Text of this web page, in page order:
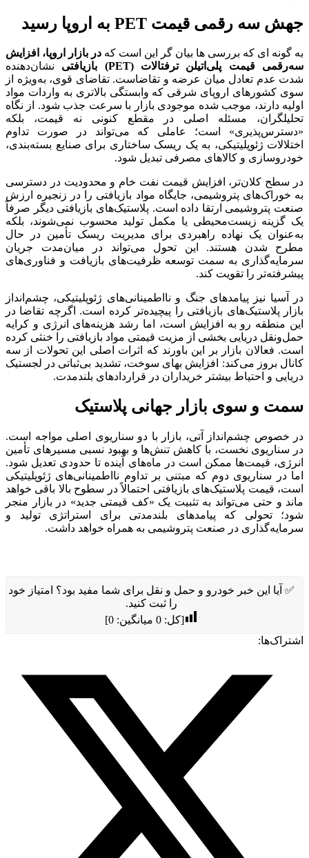
جهش سه رقمی قیمت PET به اروپا رسید
به گونه ای که بررسی ها بیان گر این است که در بازار اروپا، افزایش
سه‌رقمی قیمت پلی‌اتیلن ترفتالات (PET) بازیافتی
نشان‌دهنده
شدت عدم تعادل میان عرضه و تقاضاست. تقاضای قوی، به‌ویژه از
سوی کشورهای اروپای شرقی که وابستگی بالاتری به واردات مواد
اولیه دارند، موجب شده موجودی بازار با سرعت جذب شود. از نگاه
تحلیلگران، مسئله اصلی در مقطع کنونی نه قیمت، بلکه
«دسترس‌پذیری» است؛ عاملی که می‌تواند در صورت تداوم
اختلالات ژئوپلیتیکی، به یک ریسک ساختاری برای صنایع بسته‌بندی،
خودروسازی و کالاهای مصرفی تبدیل شود.
در سطح کلان‌تر، افزایش قیمت نفت خام و محدودیت در دسترسی
به خوراک‌های پتروشیمی، جایگاه مواد بازیافتی را در زنجیره ارزش
صنعت پتروشیمی ارتقا داده است. پلاستیک‌های بازیافتی دیگر صرفاً
یک گزینه زیست‌محیطی یا مکمل تولید محسوب نمی‌شوند، بلکه
به‌عنوان یک نهاده راهبردی برای مدیریت ریسک تأمین در حال
مطرح شدن هستند. این تحول می‌تواند در میان‌مدت جریان
سرمایه‌گذاری به سمت توسعه ظرفیت‌های بازیافت و فناوری‌های
پیشرفته‌تر را تقویت کند.
در آسیا نیز پیامدهای جنگ و نااطمینانی‌های ژئوپلیتیکی، چشم‌انداز
بازار پلاستیک‌های بازیافتی را پیچیده‌تر کرده است. اگرچه تقاضا در
این منطقه رو به افزایش است، اما رشد هزینه‌های انرژی و کرایه
حمل‌ونقل دریایی بخشی از مزیت قیمتی مواد بازیافتی را خنثی کرده
است. فعالان بازار بر این باورند که اثرات اصلی این تحولات از سه
کانال بروز می‌کند: افزایش بهای سوخت، تشدید بی‌ثباتی در لجستیک
دریایی و احتیاط بیشتر خریداران در قراردادهای بلندمدت.
سمت و سوی بازار جهانی پلاستیک
در خصوص چشم‌انداز آتی، بازار با دو سناریوی اصلی مواجه است.
در سناریوی نخست، با کاهش تنش‌ها و بهبود نسبی مسیرهای تأمین
انرژی، قیمت‌ها ممکن است در ماه‌های آینده تا حدودی تعدیل شود.
اما در سناریوی دوم که مبتنی بر تداوم نااطمینانی‌های ژئوپلیتیکی
است، قیمت پلاستیک‌های بازیافتی احتمالاً در سطوح بالا باقی خواهد
ماند و حتی می‌تواند به تثبیت یک «کف قیمتی جدید» در بازار منجر
شود؛ تحولی که پیامدهای بلندمدتی برای استراتژی تولید و
سرمایه‌گذاری در صنعت پتروشیمی به همراه خواهد داشت.
✅ آیا این خبر خودرو و حمل و نقل برای شما مفید بود؟ امتیاز خود
را ثبت کنید.
[کل:0 میانگین:0
]
اشتراک‌ها: